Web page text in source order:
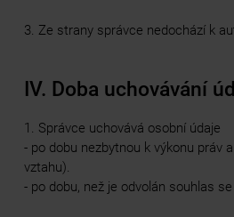
3. Ze strany správce nedochází k
IV. Doba uchovávání
1. Správce uchovává osobní údaje
- po dobu nezbytnou k výkonu práv
vztahu).
- po dobu, než je odvolán souhlas